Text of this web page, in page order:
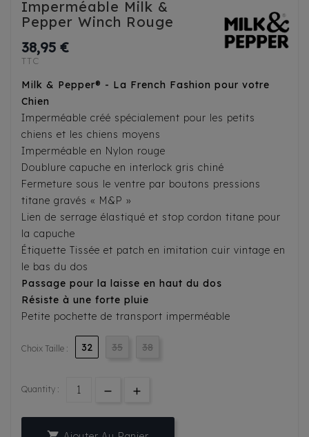
Imperméable Milk &
Pepper Winch Rouge
38,95 €
TTC
Milk & Pepper® - La French Fashion pour votre
Chien
Imperméable créé spécialement pour les petits
chiens et les chiens moyens
Imperméable en Nylon rouge
Doublure capuche en interlock gris chiné
Fermeture sous le ventre par boutons pressions
titane gravés « M&P »
Lien de serrage élastiqué et stop cordon titane pour
la capuche
Étiquette Tissée et patch en imitation cuir vintage en
le bas du dos
Passage pour la laisse en haut du dos
Résiste à une forte pluie
Petite pochette de transport imperméable
Choix Taille : 32 35 38
Quantity :